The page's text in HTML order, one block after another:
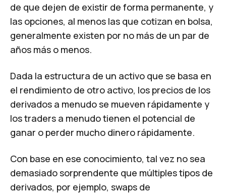
de que dejen de existir de forma permanente, y
las opciones, al menos las que cotizan en bolsa,
generalmente existen por no más de un par de
años más o menos.
Dada la estructura de un activo que se basa en
el rendimiento de otro activo, los precios de los
derivados a menudo se mueven rápidamente y
los traders a menudo tienen el potencial de
ganar o perder mucho dinero rápidamente.
Con base en ese conocimiento, tal vez no sea
demasiado sorprendente que múltiples tipos de
derivados, por ejemplo, swaps de